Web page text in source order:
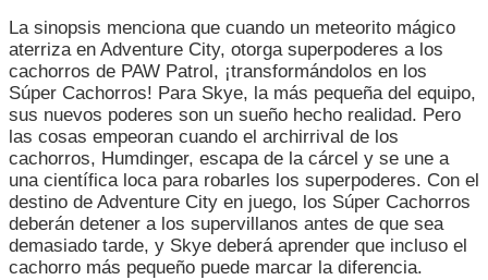
La sinopsis menciona que cuando un meteorito mágico
aterriza en Adventure City, otorga superpoderes a los
cachorros de PAW Patrol, ¡transformándolos en los
Súper Cachorros! Para Skye, la más pequeña del equipo,
sus nuevos poderes son un sueño hecho realidad. Pero
las cosas empeoran cuando el archirrival de los
cachorros, Humdinger, escapa de la cárcel y se une a
una científica loca para robarles los superpoderes. Con el
destino de Adventure City en juego, los Súper Cachorros
deberán detener a los supervillanos antes de que sea
demasiado tarde, y Skye deberá aprender que incluso el
cachorro más pequeño puede marcar la diferencia.